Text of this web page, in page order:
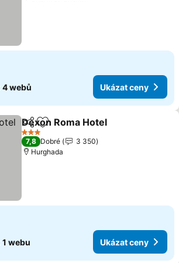
4 webů Ukázat ceny
SdíletPřidat na seznam oblíbených
Dexon Roma Hotel
3 Počet hvězdiček
7,8 Dobré
3 350
Hurghada
1 webu Ukázat ceny